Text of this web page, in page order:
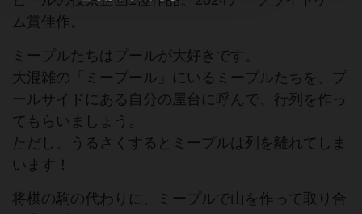
ム賞佳作。
ミープルたちはプールが大好きです。
大混雑の「ミープール」にいるミープルたちを、プ
ールサイドにある自分の屋台に呼んで、行列を作っ
てもらいましょう。
ただし、うるさくするとミープルは列を離れてしま
います！
将棋の駒の代わりに、ミープルで山を作って取り合